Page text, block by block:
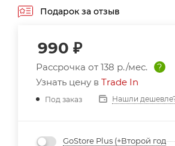
Подарок за отзыв
990 ₽
Рассрочка от 138 р./мес.
?
Узнать цену в Trade In
Под заказ Нашли
GoStore Plus (+Второй год